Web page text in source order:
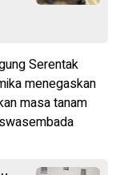
Serentak
menegaskan
masa tanam